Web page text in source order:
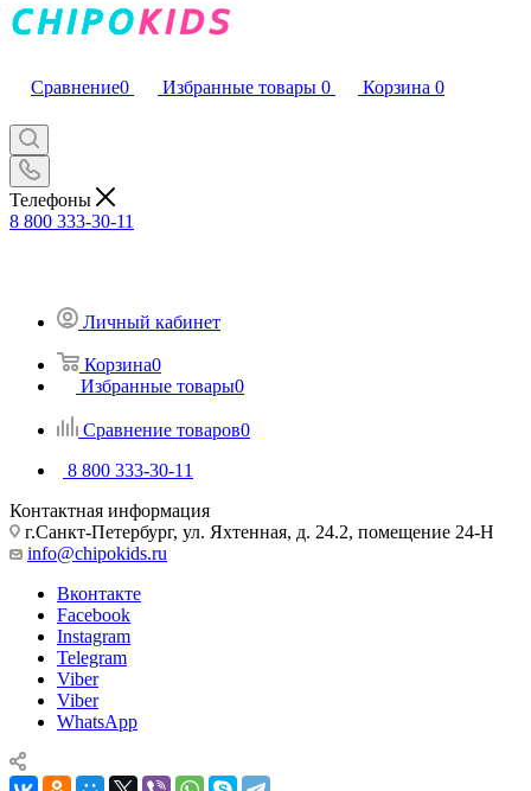
Сравнение0 Избранные товары 0 Корзина 0
Телефоны
8 800 333-30-11
Личный кабинет
Корзина0
Избранные товары0
Сравнение товаров0
8 800 333-30-11
Контактная информация
г.Санкт-Петербург, ул. Яхтенная, д. 24.2, помещение 24-Н
info@chipokids.ru
Вконтакте
Facebook
Instagram
Telegram
Viber
Viber
WhatsApp